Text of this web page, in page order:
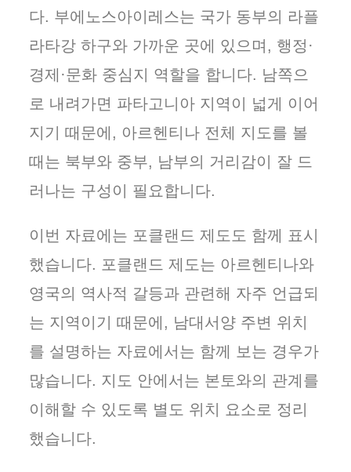
다. 부에노스아이레스는 국가 동부의 라플
라타강 하구와 가까운 곳에 있으며, 행정·
경제·문화 중심지 역할을 합니다. 남쪽으
로 내려가면 파타고니아 지역이 넓게 이어
지기 때문에, 아르헨티나 전체 지도를 볼
때는 북부와 중부, 남부의 거리감이 잘 드
러나는 구성이 필요합니다.
이번 자료에는 포클랜드 제도도 함께 표시
했습니다. 포클랜드 제도는 아르헨티나와
영국의 역사적 갈등과 관련해 자주 언급되
는 지역이기 때문에, 남대서양 주변 위치
를 설명하는 자료에서는 함께 보는 경우가
많습니다. 지도 안에서는 본토와의 관계를
이해할 수 있도록 별도 위치 요소로 정리
했습니다.